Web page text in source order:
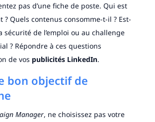
pas d’une fiche de poste. Qui est
? Quels contenus consomme-t-il ? Est-
sécurité de l’emploi ou au challenge
? Répondre à ces questions
de vos publicités LinkedIn.
bon objectif de
Manager, ne choisissez pas votre